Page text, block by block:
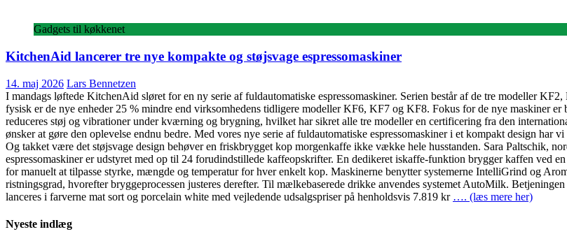
Gadgets til køkkenet
KitchenAid lancerer tre nye kompakte og støjsvage espressomaskiner
14. maj 2026 Lars Bennetzen
I mandags løftede KitchenAid sløret for en ny serie af fuldautomatiske espressomaskiner. Serien består af de tre modeller
fysisk er de nye enheder 25 % mindre end virksomhedens tidligere modeller KF6, KF7 og KF8. Fokus for de nye maskiner
reduceres støj og vibrationer under kværning og brygning, hvilket har sikret alle tre modeller en certificering fra den
ønsker at gøre den oplevelse endnu bedre. Med vores nye serie af fuldautomatiske espressomaskiner i et kompakt design har
Og takket være det støjsvage design behøver en friskbrygget kop morgenkaffe ikke vække hele husstanden. Sara Paltschik,
espressomaskiner er udstyret med op til 24 forudindstillede kaffeopskrifter. En dedikeret iskaffe-funktion brygger kaffen ved
for manuelt at tilpasse styrke, mængde og temperatur for hver enkelt kop. Maskinerne benytter systemerne IntelliGrind og
ristningsgrad, hvorefter bryggeprocessen justeres derefter. Til mælkebaserede drikke anvendes systemet AutoMilk.
lanceres i farverne mat sort og porcelain white med vejledende udsalgspriser på henholdsvis 7.819 kr …. (læs mere her)
Nyeste indlæg